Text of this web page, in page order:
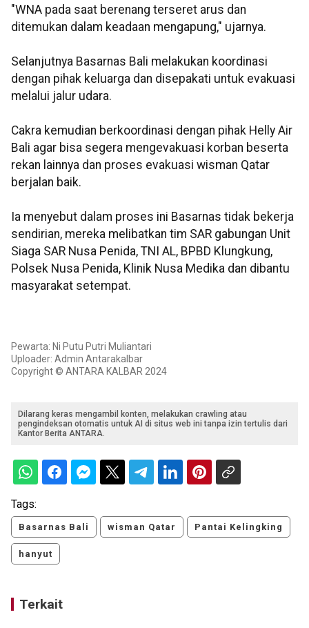
"WNA pada saat berenang terseret arus dan
ditemukan dalam keadaan mengapung," ujarnya.
Selanjutnya Basarnas Bali melakukan koordinasi
dengan pihak keluarga dan disepakati untuk evakuasi
melalui jalur udara.
Cakra kemudian berkoordinasi dengan pihak Helly Air
Bali agar bisa segera mengevakuasi korban beserta
rekan lainnya dan proses evakuasi wisman Qatar
berjalan baik.
Ia menyebut dalam proses ini Basarnas tidak bekerja
sendirian, mereka melibatkan tim SAR gabungan Unit
Siaga SAR Nusa Penida, TNI AL, BPBD Klungkung,
Polsek Nusa Penida, Klinik Nusa Medika dan dibantu
masyarakat setempat.
Pewarta: Ni Putu Putri Muliantari
Uploader: Admin Antarakalbar
Copyright © ANTARA KALBAR 2024
Dilarang keras mengambil konten, melakukan crawling atau
pengindeksan otomatis untuk AI di situs web ini tanpa izin tertulis dari
Kantor Berita ANTARA.
Tags:
Basarnas Bali wisman Qatar Pantai Kelingking
hanyut
Terkait